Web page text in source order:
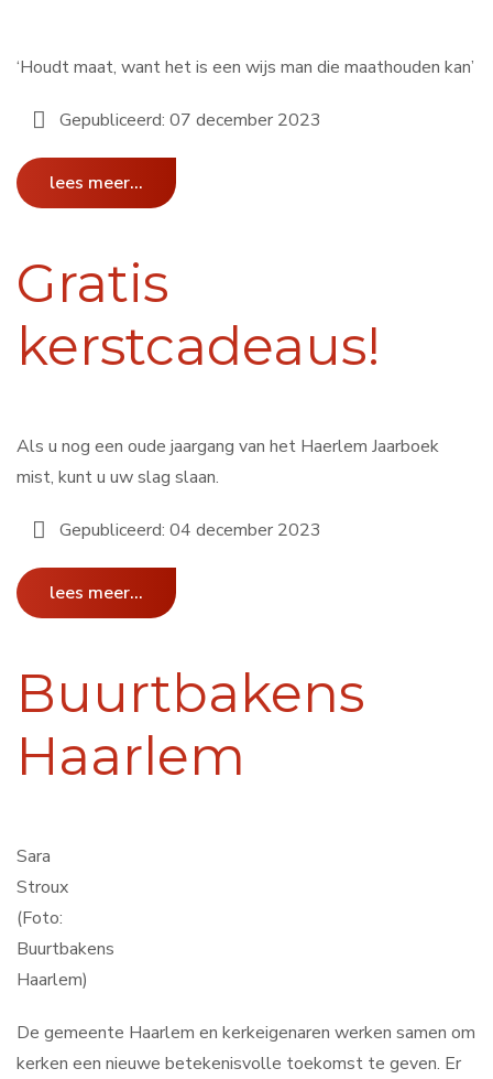
‘Houdt maat, want het is een wijs man die maathouden kan’
Gepubliceerd: 07 december 2023
lees meer...
Gratis
kerstcadeaus!
Als u nog een oude jaargang van het Haerlem Jaarboek
mist, kunt u uw slag slaan.
Gepubliceerd: 04 december 2023
lees meer...
Buurtbakens
Haarlem
Sara
Stroux
(Foto:
Buurtbakens
Haarlem)
De gemeente Haarlem en kerkeigenaren werken samen om
kerken een nieuwe betekenisvolle toekomst te geven. Er